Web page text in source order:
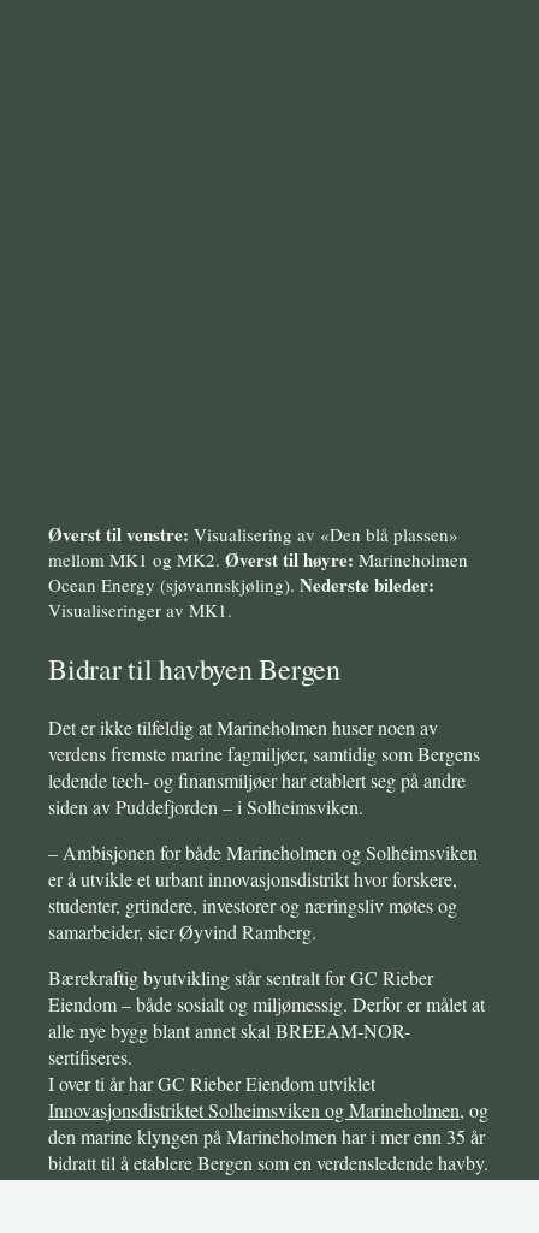
Øverst til venstre: Visualisering av «Den blå plassen»
mellom MK1 og MK2. Øverst til høyre: Marineholmen
Ocean Energy (sjøvannskjøling). Nederste bileder:
Visualiseringer av MK1.
Bidrar til havbyen Bergen
Det er ikke tilfeldig at Marineholmen huser noen av
verdens fremste marine fagmiljøer, samtidig som Bergens
ledende tech- og finansmiljøer har etablert seg på andre
siden av Puddefjorden – i Solheimsviken.
– Ambisjonen for både Marineholmen og Solheimsviken
er å utvikle et urbant innovasjonsdistrikt hvor forskere,
studenter, gründere, investorer og næringsliv møtes og
samarbeider, sier Øyvind Ramberg.
Bærekraftig byutvikling står sentralt for GC Rieber
Eiendom – både sosialt og miljømessig. Derfor er målet at
alle nye bygg blant annet skal BREEAM-NOR-
sertifiseres.
I over ti år har GC Rieber Eiendom utviklet
Innovasjonsdistriktet Solheimsviken og Marineholmen, og
den marine klyngen på Marineholmen har i mer enn 35 år
bidratt til å etablere Bergen som en verdensledende havby.